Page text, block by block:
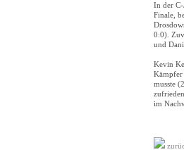
In der
Finale,
0:0).
und
Kevin
Kämpfer
musste
im